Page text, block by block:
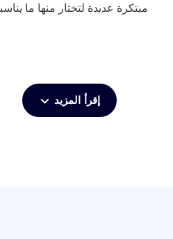
مبتكرة عديدة لتختار منها ما
إقرأ المزيد